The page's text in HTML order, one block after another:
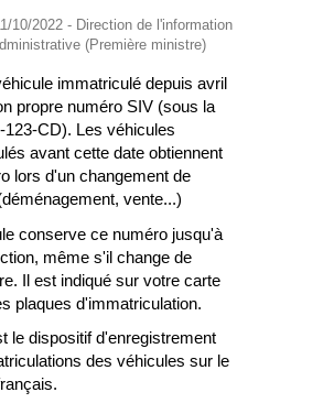
10/2022 - Direction de l'information
(Première ministre)
immatriculé depuis avril
propre numéro SIV (sous la
123-CD). Les véhicules
avant cette date obtiennent
lors d'un changement de
vente...)
conserve ce numéro jusqu'à
même s'il change de
Il est indiqué sur votre carte
plaques d'immatriculation.
le dispositif d'enregistrement
des véhicules sur le